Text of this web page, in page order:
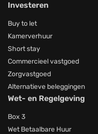
Investeren
Buy to let
Kamerverhuur
Short stay
Commercieel vastgoed
Zorgvastgoed
Alternatieve beleggingen
Wet- en Regelgeving
Box 3
Wet Betaalbare Huur